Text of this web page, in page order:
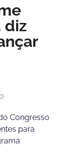
diz
Congresso
para